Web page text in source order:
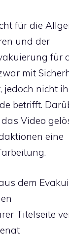
für die
und der
für
mit
jedoch nicht
betrifft.
Video
eine
dem
Titelseite